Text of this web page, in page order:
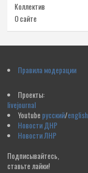
Коллектив
О сайте
Правила модерации
Проекты:
livejournal
Youtube русский/english
Новости ДНР
Новости ЛНР
Подписывайтесь,
ставьте лайки!